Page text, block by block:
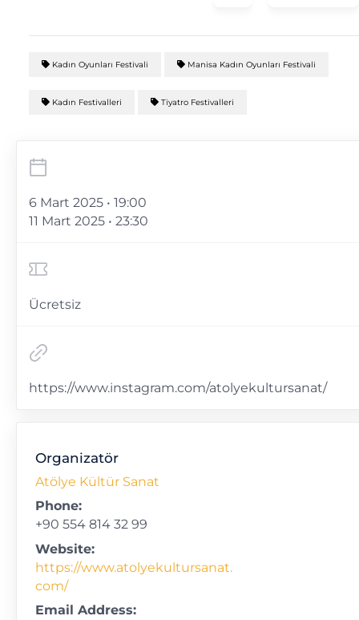
Kadın Oyunları Festivali Manisa Kadın Oyunları Festivali
Kadın Festivalleri Tiyatro Festivalleri
6 Mart 2025 • 19:00
11 Mart 2025 • 23:30
Ücretsiz
https://www.instagram.com/atolyekultursanat/
Organizatör
Atölye Kültür Sanat
Phone:
+90 554 814 32 99
Website:
https://www.atolyekultursanat.
com/
Email Address: